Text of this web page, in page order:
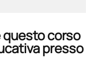
corso
presso